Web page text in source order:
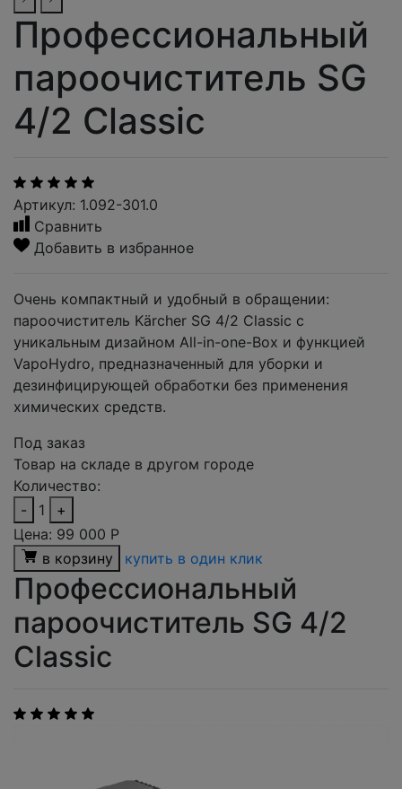
Профессиональный
пароочиститель SG
4/2 Classic
Артикул: 1.092-301.0
Сравнить
Добавить в избранное
Очень компактный и удобный в обращении:
пароочиститель Kärcher SG 4/2 Classic с
уникальным дизайном All-in-one-Box и функцией
VapoHydro, предназначенный для уборки и
дезинфицирующей обработки без применения
химических средств.
Под заказ
Товар на складе в другом городе
Количество:
-
1
+
Цена: 99 000 Р
в корзину
купить в один клик
Профессиональный
пароочиститель SG 4/2
Classic